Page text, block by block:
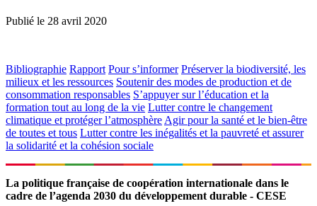
Publié le 28 avril 2020
Bibliographie Rapport Pour s’informer Préserver la biodiversité, les
milieux et les ressources Soutenir des modes de production et de
consommation responsables S’appuyer sur l’éducation et la
formation tout au long de la vie Lutter contre le changement
climatique et protéger l’atmosphère Agir pour la santé et le bien-être
de toutes et tous Lutter contre les inégalités et la pauvreté et assurer
la solidarité et la cohésion sociale
La politique française de coopération internationale dans le
cadre de l’agenda 2030 du développement durable - CESE